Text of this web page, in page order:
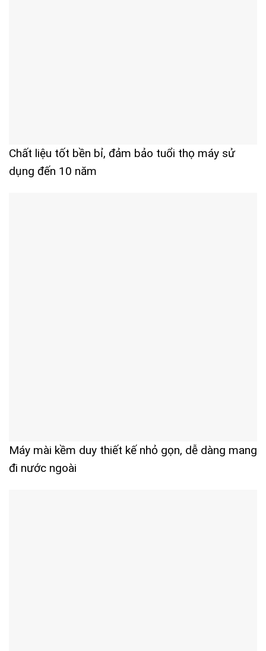
Chất liệu tốt bền bỉ, đảm bảo tuổi thọ máy sử
dụng đến 10 năm
Máy mài kềm duy thiết kế nhỏ gọn, dễ dàng mang
đi nước ngoài